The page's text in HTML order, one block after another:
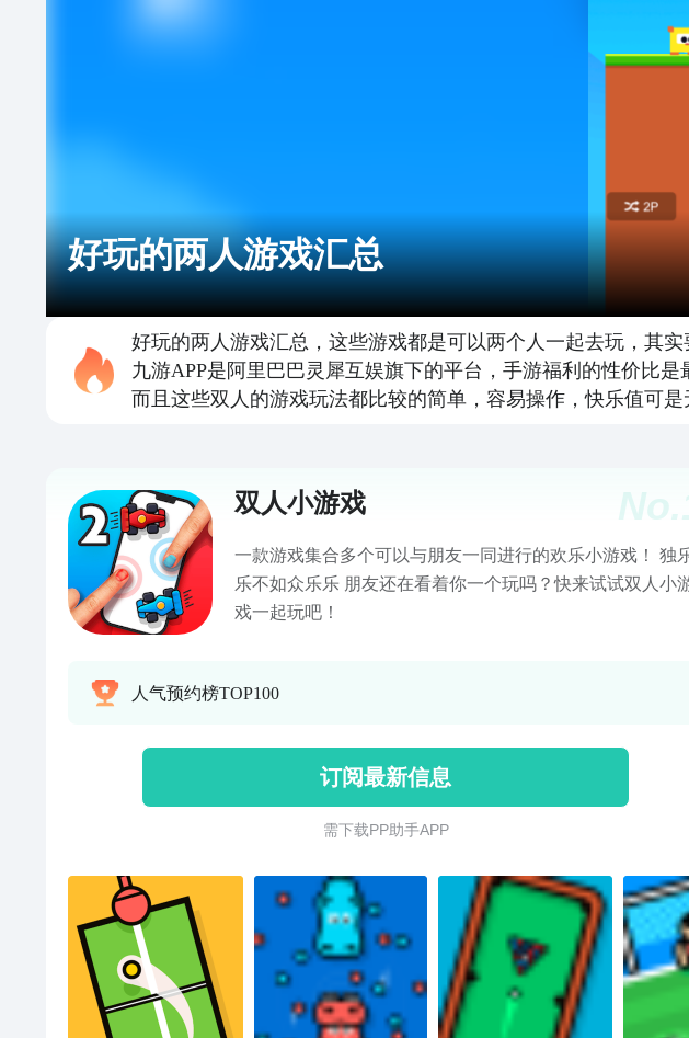
好玩的两人游戏汇总
好玩的两人游戏汇总，这些游戏都是可以两个人一起去玩，其
九游APP是阿里巴巴灵犀互娱旗下的平台，手游福利的性价比
而且这些双人的游戏玩法都比较的简单，容易操作，快乐值可是
No.
双人小游戏
一款游戏集合多个可以与朋友一同进行的欢乐小游戏！ 独
乐不如众乐乐 朋友还在看着你一个玩吗？快来试试双人小
戏一起玩吧！
人气预约榜TOP100
订阅最新信息
需 下 载 P P 助 手 A P P